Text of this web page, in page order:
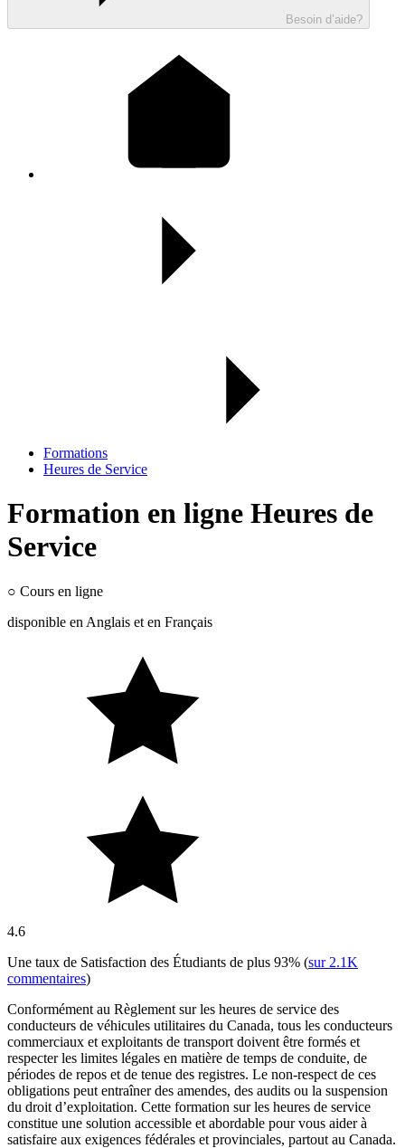
Besoin d’aide?
Formations
Heures de Service
Formation en ligne Heures de
Service
○ Cours en ligne
disponible en Anglais et en Français
4.6
Une taux de Satisfaction des Étudiants de plus 93% (sur 2.1K
commentaires)
Conformément au Règlement sur les heures de service des
conducteurs de véhicules utilitaires du Canada, tous les conducteurs
commerciaux et exploitants de transport doivent être formés et
respecter les limites légales en matière de temps de conduite, de
périodes de repos et de tenue des registres. Le non-respect de ces
obligations peut entraîner des amendes, des audits ou la suspension
du droit d’exploitation. Cette formation sur les heures de service
constitue une solution accessible et abordable pour vous aider à
satisfaire aux exigences fédérales et provinciales, partout au Canada.